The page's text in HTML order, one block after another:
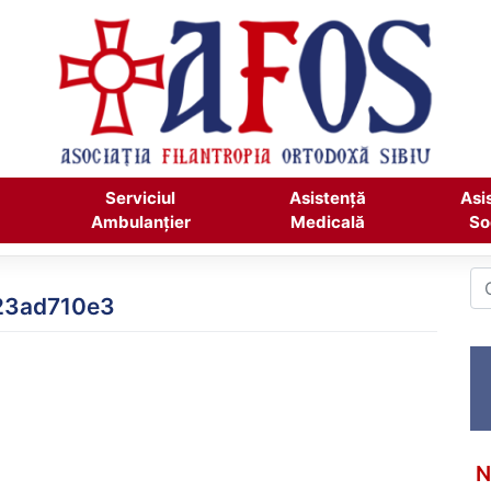
Serviciul
Ambulanțier
Asistență
Medicală